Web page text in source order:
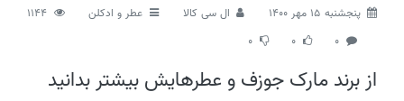
پنجشنبه 15 مهر 1400 ال سی کالا عطر و ادکلن
1144
0
0
0
از برند مارک جوزف و عطرهایش بیشتر بدانید